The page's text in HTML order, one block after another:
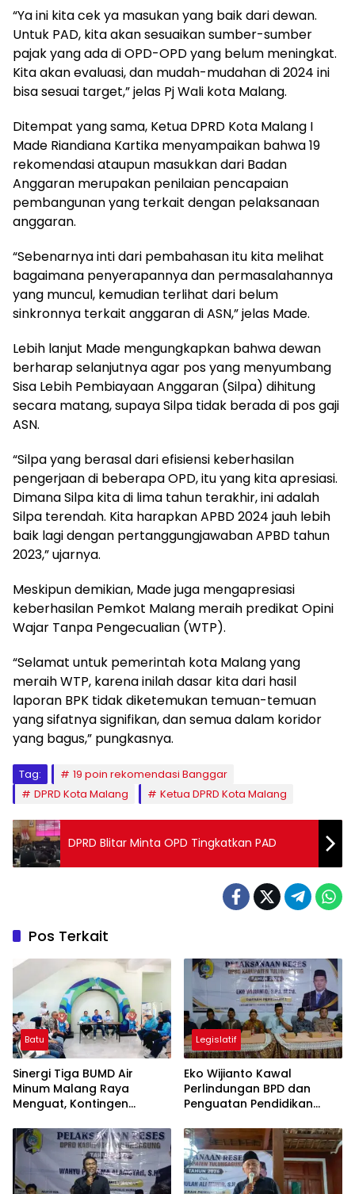
“Ya ini kita cek ya masukan yang baik dari dewan.
Untuk PAD, kita akan sesuaikan sumber-sumber
pajak yang ada di OPD-OPD yang belum meningkat.
Kita akan evaluasi, dan mudah-mudahan di 2024 ini
bisa sesuai target,” jelas Pj Wali kota Malang.
Ditempat yang sama, Ketua DPRD Kota Malang I
Made Riandiana Kartika menyampaikan bahwa 19
rekomendasi ataupun masukkan dari Badan
Anggaran merupakan penilaian pencapaian
pembangunan yang terkait dengan pelaksanaan
anggaran.
“Sebenarnya inti dari pembahasan itu kita melihat
bagaimana penyerapannya dan permasalahannya
yang muncul, kemudian terlihat dari belum
sinkronnya terkait anggaran di ASN,” jelas Made.
Lebih lanjut Made mengungkapkan bahwa dewan
berharap selanjutnya agar pos yang menyumbang
Sisa Lebih Pembiayaan Anggaran (Silpa) dihitung
secara matang, supaya Silpa tidak berada di pos gaji
ASN.
“Silpa yang berasal dari efisiensi keberhasilan
pengerjaan di beberapa OPD, itu yang kita apresiasi.
Dimana Silpa kita di lima tahun terakhir, ini adalah
Silpa terendah. Kita harapkan APBD 2024 jauh lebih
baik lagi dengan pertanggungjawaban APBD tahun
2023,” ujarnya.
Meskipun demikian, Made juga mengapresiasi
keberhasilan Pemkot Malang meraih predikat Opini
Wajar Tanpa Pengecualian (WTP).
“Selamat untuk pemerintah kota Malang yang
meraih WTP, karena inilah dasar kita dari hasil
laporan BPK tidak diketemukan temuan-temuan
yang sifatnya signifikan, dan semua dalam koridor
yang bagus,” pungkasnya.
Tag:
19 poin rekomendasi Banggar
DPRD Kota Malang
Ketua DPRD Kota Malang
DPRD Blitar Minta OPD Tingkatkan PAD
Pos Terkait
Batu
Sinergi Tiga BUMD Air
Minum Malang Raya
Menguat, Kontingen
Seleksi PORPAMNAS 2026
Legislatif
Eko Wijianto Kawal
Perlindungan BPD dan
Penguatan Pendidikan